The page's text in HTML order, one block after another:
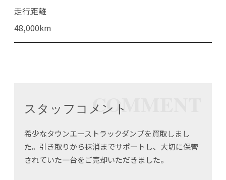
走行距離
48,000km
COMMENT
スタッフコメント
希少なタウンエーストラックダンプを買取しまし
た。引き取りから抹消までサポートし、大切に保管
されていた一台をご売却いただきました。